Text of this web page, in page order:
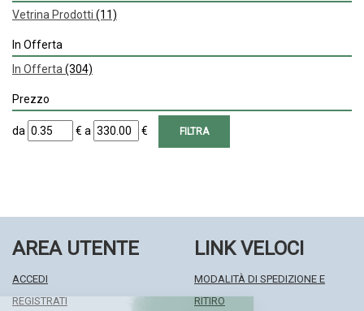
Vetrina Prodotti (11)
In Offerta
In Offerta (304)
Prezzo
filtra
da
da €
filtra
a
a €
AREA UTENTE
ACCEDI
REGISTRATI
LINK VELOCI
MODALITÀ DI SPEDIZIONE E
RITIRO